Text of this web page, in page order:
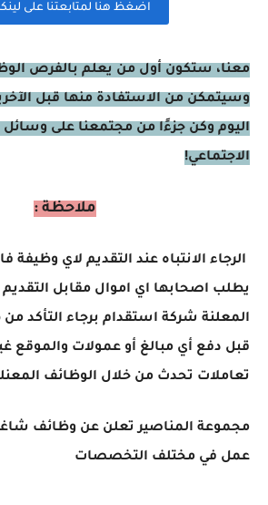
اضغظ هنا لمتابعتنا على
معنا، ستكون أول من يعلم بالفرص
وسيتمكن من الاستفادة منها قبل
اليوم وكن جزءًا من مجتمعنا على وسائل
الاجتماعي!
ملاحظة :
الرجاء الانتباه عند التقديم لاي وظيفة
يطلب اصحابها اي اموال مقابل التقديم
المعلنة شركة استقدام برجاء التأكد
قبل دفع أي مبالغ أو عمولات والموقع
تعاملات تحدث من خلال الوظائف
مجموعة المناصير تعلن عن وظائف
عمل في مختلف التخصصات